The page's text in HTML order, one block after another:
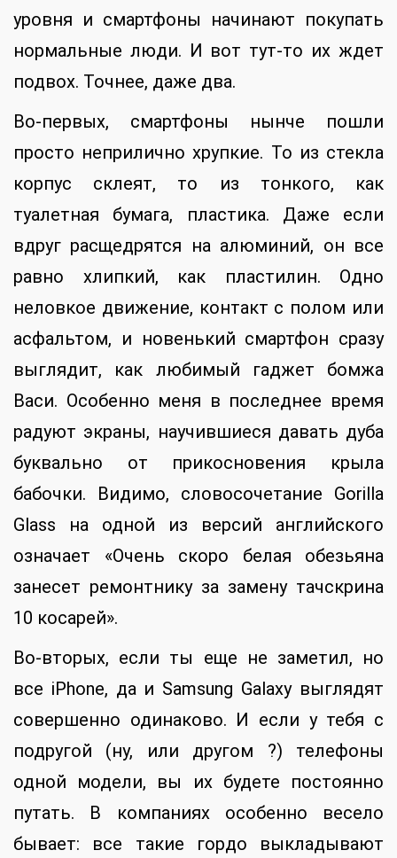
уровня и смартфоны начинают покупать
нормальные люди. И вот тут-то их ждет
подвох. Точнее, даже два.
Во-первых, смартфоны нынче пошли
просто неприлично хрупкие. То из стекла
корпус склеят, то из тонкого, как
туалетная бумага, пластика. Даже если
вдруг расщедрятся на алюминий, он все
равно хлипкий, как пластилин. Одно
неловкое движение, контакт с полом или
асфальтом, и новенький смартфон сразу
выглядит, как любимый гаджет бомжа
Васи. Особенно меня в последнее время
радуют экраны, научившиеся давать дуба
буквально от прикосновения крыла
бабочки. Видимо, словосочетание Gorilla
Glass на одной из версий английского
означает «Очень скоро белая обезьяна
занесет ремонтнику за замену тачскрина
10 косарей».
Во-вторых, если ты еще не заметил, но
все iPhone, да и Samsung Galaxy выглядят
совершенно одинаково. И если у тебя с
подругой (ну, или другом ?) телефоны
одной модели, вы их будете постоянно
путать. В компаниях особенно весело
бывает: все такие гордо выкладывают